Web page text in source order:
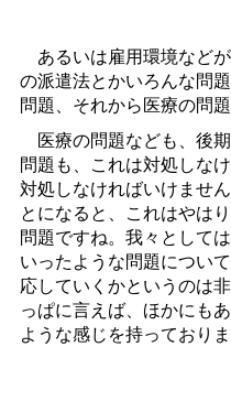
あるいは雇用環境など
の派遣法とかいろんな問
問題、それから医療の問
医療の問題なども、後
問題も、これは対処しな
対処しなければいけませ
とになると、これはやは
問題ですね。我々として
いったような問題につい
応していくかというのは
っぱに言えば、ほかにも
ような感じを持っておりま